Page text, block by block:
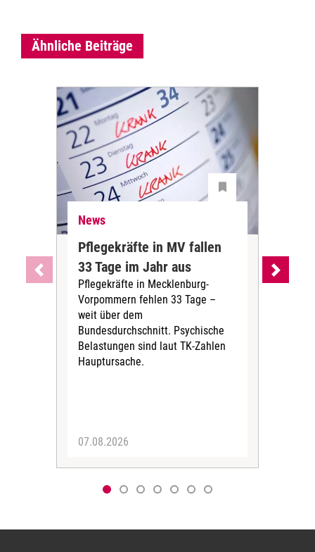
Ähnliche Beiträge
News
Pflegekräfte in MV fallen
33 Tage im Jahr aus
Pflegekräfte in Mecklenburg-
Vorpommern fehlen 33 Tage –
weit über dem
Bundesdurchschnitt. Psychische
Belastungen sind laut TK-Zahlen
Hauptursache.
07.08.2026